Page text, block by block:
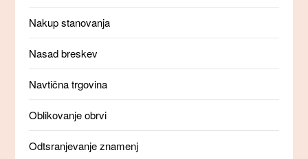
Nakup stanovanja
Nasad breskev
Navtična trgovina
Oblikovanje obrvi
Odtsranjevanje znamenj